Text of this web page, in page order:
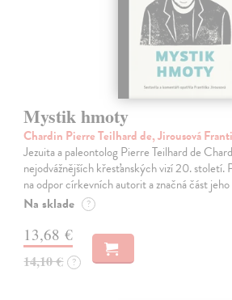
Mystik hmoty
Chardin Pierre Teilhard de, Jirousová
Jezuita a paleontolog Pierre Teilhard de
nejodvážnějších křesťanských vizí 20. století.
na odpor církevních autorit a značná část
Na sklade ?
13,68 €
14,10 € ?